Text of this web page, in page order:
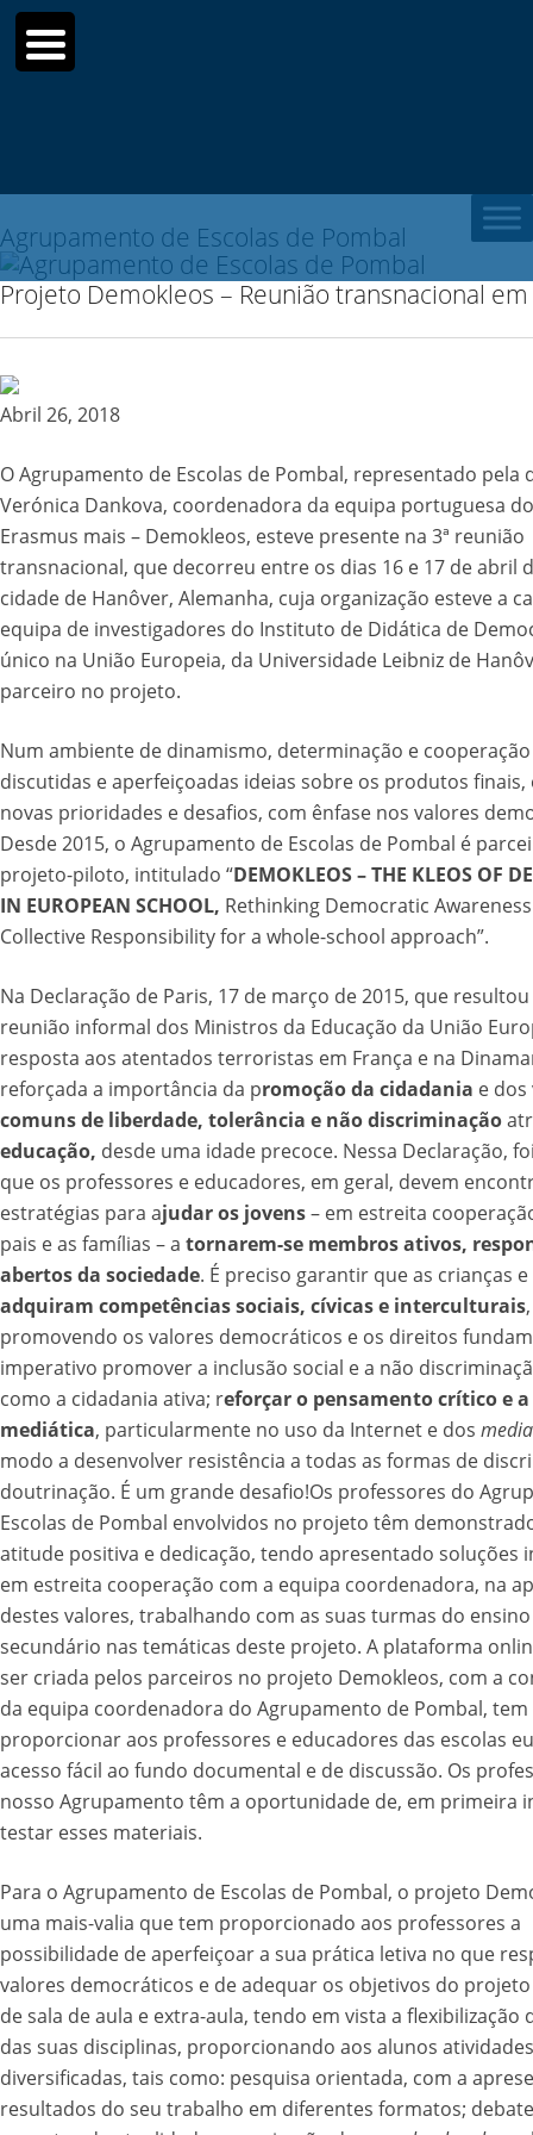
Agrupamento de Escolas de Pombal
Projeto Demokleos – Reunião transnacional
Abril 26, 2018
O Agrupamento de Escolas de Pombal, representado pela
Verónica Dankova, coordenadora da equipa portuguesa
Erasmus mais – Demokleos, esteve presente na 3ª reunião
transnacional, que decorreu entre os dias 16 e 17 de abril
cidade de Hanôver, Alemanha, cuja organização esteve a
equipa de investigadores do Instituto de Didática de
único na União Europeia, da Universidade Leibniz de
parceiro no projeto.
Num ambiente de dinamismo, determinação e
discutidas e aperfeiçoadas ideias sobre os produtos finais,
novas prioridades e desafios, com ênfase nos valores
Desde 2015, o Agrupamento de Escolas de Pombal é
projeto-piloto, intitulado “DEMOKLEOS – THE KLEOS OF
IN EUROPEAN SCHOOL, Rethinking Democratic
Collective Responsibility for a whole-school approach”.
Na Declaração de Paris, 17 de março de 2015, que
reunião informal dos Ministros da Educação da União
resposta aos atentados terroristas em França e na
reforçada a importância da promoção da cidadania e dos
comuns de liberdade, tolerância e não discriminação
educação, desde uma idade precoce. Nessa Declaração,
que os professores e educadores, em geral, devem
estratégias para ajudar os jovens– em estreita
pais e as famílias – a tornarem-se membros ativos,
abertos da sociedade. É preciso garantir que as crianças
adquiram competências sociais, cívicas e interculturais,
promovendo os valores democráticos e os direitos
imperativo promover a inclusão social e a não
como a cidadania ativa; reforçar o pensamento crítico e
mediática, particularmente no uso da Internet e dos media
modo a desenvolver resistência a todas as formas de
doutrinação. É um grande desafio!Os professores do
Escolas de Pombal envolvidos no projeto têm
atitude positiva e dedicação, tendo apresentado soluções
em estreita cooperação com a equipa coordenadora, na
destes valores, trabalhando com as suas turmas do
secundário nas temáticas deste projeto. A plataforma
ser criada pelos parceiros no projeto Demokleos, com a
da equipa coordenadora do Agrupamento de Pombal,
proporcionar aos professores e educadores das escolas
acesso fácil ao fundo documental e de discussão. Os
nosso Agrupamento têm a oportunidade de, em primeira
testar esses materiais.
Para o Agrupamento de Escolas de Pombal, o projeto
uma mais-valia que tem proporcionado aos professores a
possibilidade de aperfeiçoar a sua prática letiva no que
valores democráticos e de adequar os objetivos do
de sala de aula e extra-aula, tendo em vista a flexibilização
das suas disciplinas, proporcionando aos alunos atividades
diversificadas, tais como: pesquisa orientada, com a
resultados do seu trabalho em diferentes formatos;